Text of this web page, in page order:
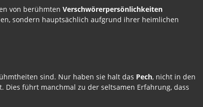
von berühmten Verschwörerpersönlichkeiten
sondern hauptsächlich aufgrund ihrer heimlichen
sind. Nur haben sie halt das Pech, nicht in den
führt manchmal zu der seltsamen Erfahrung, dass